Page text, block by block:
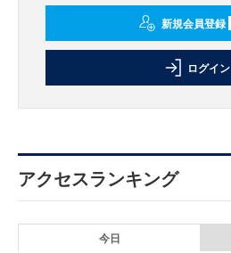
新規会員登録
ログイン
アクセスランキング
今日